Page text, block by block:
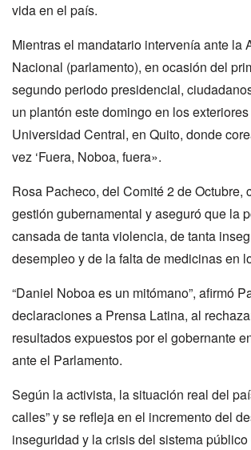
vida en el país.
Mientras el mandatario intervenía ante la
Nacional (parlamento), en ocasión del
segundo periodo presidencial,
un plantón este domingo en los
Universidad Central, en Quito, donde
vez ‘Fuera, Noboa, fuera».
Rosa Pacheco, del Comité 2 de Octubre,
gestión gubernamental y aseguró que la
cansada de tanta violencia, de tanta
desempleo y de la falta de medicinas en
“Daniel Noboa es un mitómano”, afirmó
declaraciones a Prensa Latina, al
resultados expuestos por el gobernante
ante el Parlamento.
Según la activista, la situación real del
calles” y se refleja en el incremento del
inseguridad y la crisis del sistema